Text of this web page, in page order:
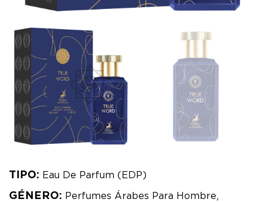
TIPO: Eau De Parfum (EDP)
GÉNERO: Perfumes Árabes Para Hombre,